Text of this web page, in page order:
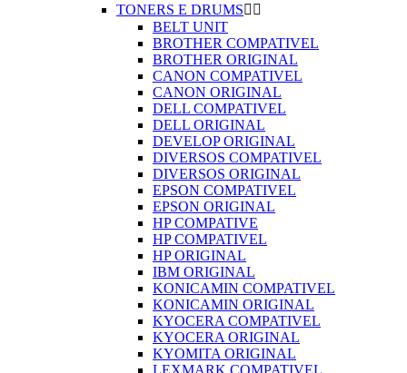
TONERS E DRUMS 
BELT UNIT
BROTHER COMPATIVEL
BROTHER ORIGINAL
CANON COMPATIVEL
CANON ORIGINAL
DELL COMPATIVEL
DELL ORIGINAL
DEVELOP ORIGINAL
DIVERSOS COMPATIVEL
DIVERSOS ORIGINAL
EPSON COMPATIVEL
EPSON ORIGINAL
HP COMPATIVE
HP COMPATIVEL
HP ORIGINAL
IBM ORIGINAL
KONICAMIN COMPATIVEL
KONICAMIN ORIGINAL
KYOCERA COMPATIVEL
KYOCERA ORIGINAL
KYOMITA ORIGINAL
LEXMARK COMPATIVEL